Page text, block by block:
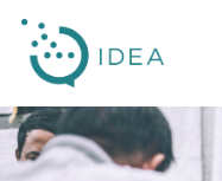
Pular
para
conteúdo
Pesquisar por: